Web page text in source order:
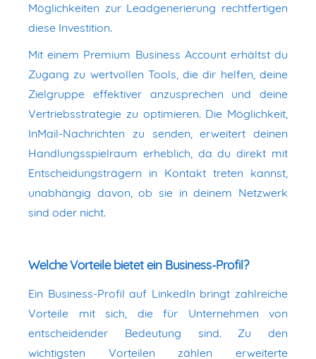
Möglichkeiten zur Leadgenerierung rechtfertigen
diese Investition.
Mit einem Premium Business Account erhältst du
Zugang zu wertvollen Tools, die dir helfen, deine
Zielgruppe effektiver anzusprechen und deine
Vertriebsstrategie zu optimieren. Die Möglichkeit,
InMail-Nachrichten zu senden, erweitert deinen
Handlungsspielraum erheblich, da du direkt mit
Entscheidungsträgern in Kontakt treten kannst,
unabhängig davon, ob sie in deinem Netzwerk
sind oder nicht.
Welche Vorteile bietet ein Business-Profil?
Ein Business-Profil auf LinkedIn bringt zahlreiche
Vorteile mit sich, die für Unternehmen von
entscheidender Bedeutung sind. Zu den
wichtigsten Vorteilen zählen erweiterte